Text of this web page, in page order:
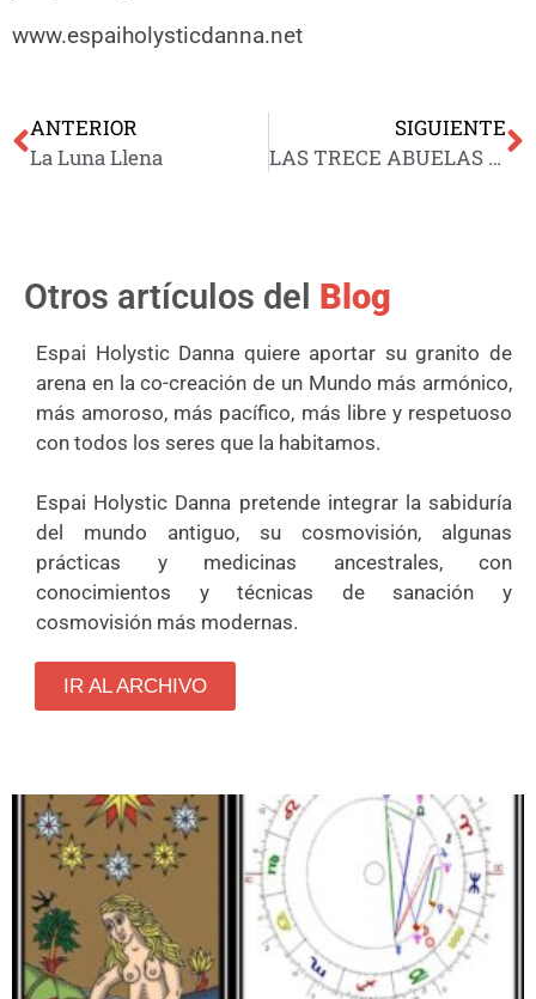
www.espaiholysticdanna.net
ANTERIOR
La Luna Llena
SIGUIENTE
LAS TRECE ABUELAS QUE SANAN LA TIERRA
Otros artículos del Blog
Espai Holystic Danna quiere aportar su granito de
arena en la co-creación de un Mundo más armónico,
más amoroso, más pacífico, más libre y respetuoso
con todos los seres que la habitamos.
Espai Holystic Danna pretende integrar la sabiduría
del mundo antiguo, su cosmovisión, algunas
prácticas y medicinas ancestrales, con
conocimientos y técnicas de sanación y
cosmovisión más modernas.
IR AL ARCHIVO